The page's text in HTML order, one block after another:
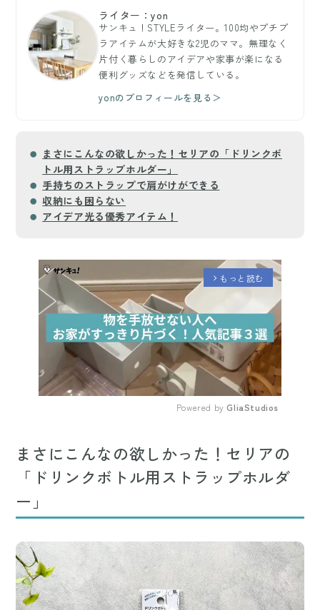
ライター：yon
サンキュ！STYLEライター。100均やプチプ
ラアイテムが大好きな2児のママ。無理なく
片付く暮らしのアイデアや家事が楽になる
便利グッズなどを発信している。
yonのプロフィールを見る＞
まさにこんなの欲しかった！セリアの「ドリンクボ
トル用ストラップホルダー」
手持ちのストラップで肩がけができる
収納にも困らない
アイデア光る優秀アイテム！
arrow_forward_ios もっと読む
Powered by GliaStudios
まさにこんなの欲しかった！セリアの
「ドリンクボトル用ストラップホルダ
ー」